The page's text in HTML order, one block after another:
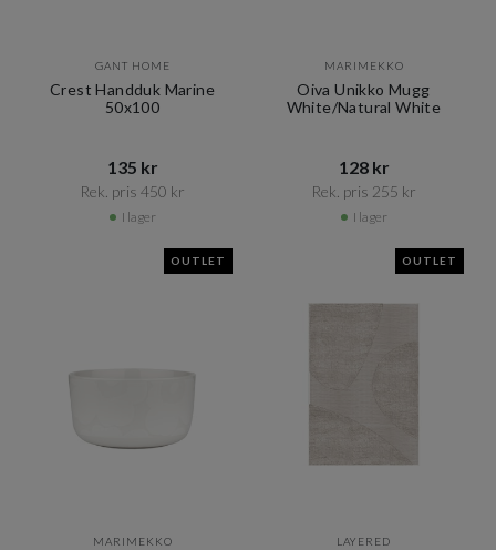
GANT HOME
Crest Handduk Marine
50x100
135 kr​​
Rek. pris 450 kr​​
I lager
MARIMEKKO
Oiva Unikko Mugg
White/Natural White
128 kr​​
Rek. pris 255 kr​​
I lager
OUTLET
MARIMEKKO
OUTLET
LAYERED